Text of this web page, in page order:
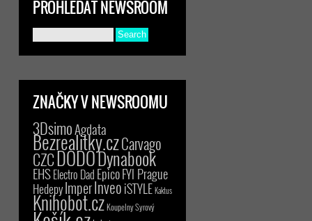
PROHLEDAT NEWSROOM
ZNAČKY V NEWSROOMU
3DsimoAgdata
Bezrealitky.czCarvago
CZCDODODynabook
EHSElectro Dad EpicoFYI Prague
HedepyImperInveoiSTYLE Kaktus
Knihobot.czKoupelny Syrový